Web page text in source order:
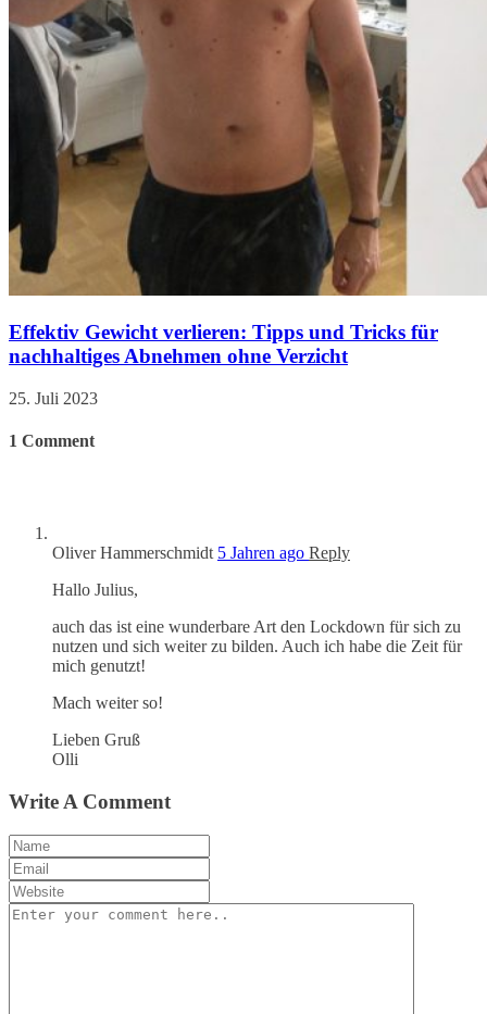
Effektiv Gewicht verlieren: Tipps und Tricks für
nachhaltiges Abnehmen ohne Verzicht
25. Juli 2023
1 Comment
Oliver Hammerschmidt 5 Jahren ago Reply
Hallo Julius,
auch das ist eine wunderbare Art den Lockdown für sich zu
nutzen und sich weiter zu bilden. Auch ich habe die Zeit für
mich genutzt!
Mach weiter so!
Lieben Gruß
Olli
Write A Comment